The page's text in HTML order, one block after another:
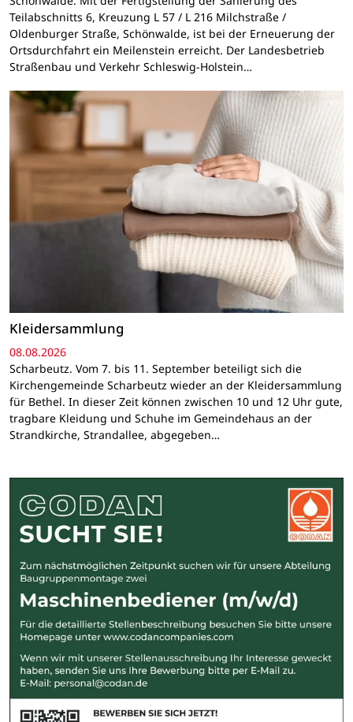
Teilabschnitts 6, Kreuzung L 57 / L 216 Milchstraße /
Oldenburger Straße, Schönwalde, ist bei der Erneuerung der
Ortsdurchfahrt ein Meilenstein erreicht. Der Landesbetrieb
Straßenbau und Verkehr Schleswig-Holstein…
Kleidersammlung
08.08.2026
Scharbeutz. Vom 7. bis 11. September beteiligt sich die
Kirchengemeinde Scharbeutz wieder an der Kleidersammlung
für Bethel. In dieser Zeit können zwischen 10 und 12 Uhr gute,
tragbare Kleidung und Schuhe im Gemeindehaus an der
Strandkirche, Strandallee, abgegeben…